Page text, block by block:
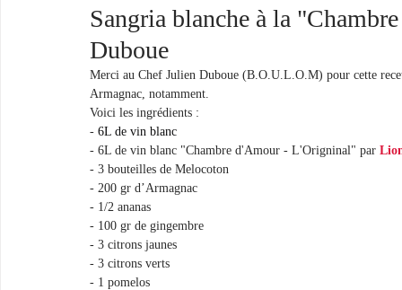
Dégustations Evénements Réseaux sociaux
Sangria blanche à la
Duboue
Merci au Chef Julien Duboue (B.O.U.L.O.M) pour cette
Armagnac, notamment.
Voici les ingrédients :
- 6L de vin blanc
- 6L de vin blanc "Chambre d'Amour - L'Origninal" par
- 3 bouteilles de Melocoton
- 200 gr d’Armagnac
- 1/2 ananas
- 100 gr de gingembre
- 3 citrons jaunes
- 3 citrons verts
- 1 pomelos